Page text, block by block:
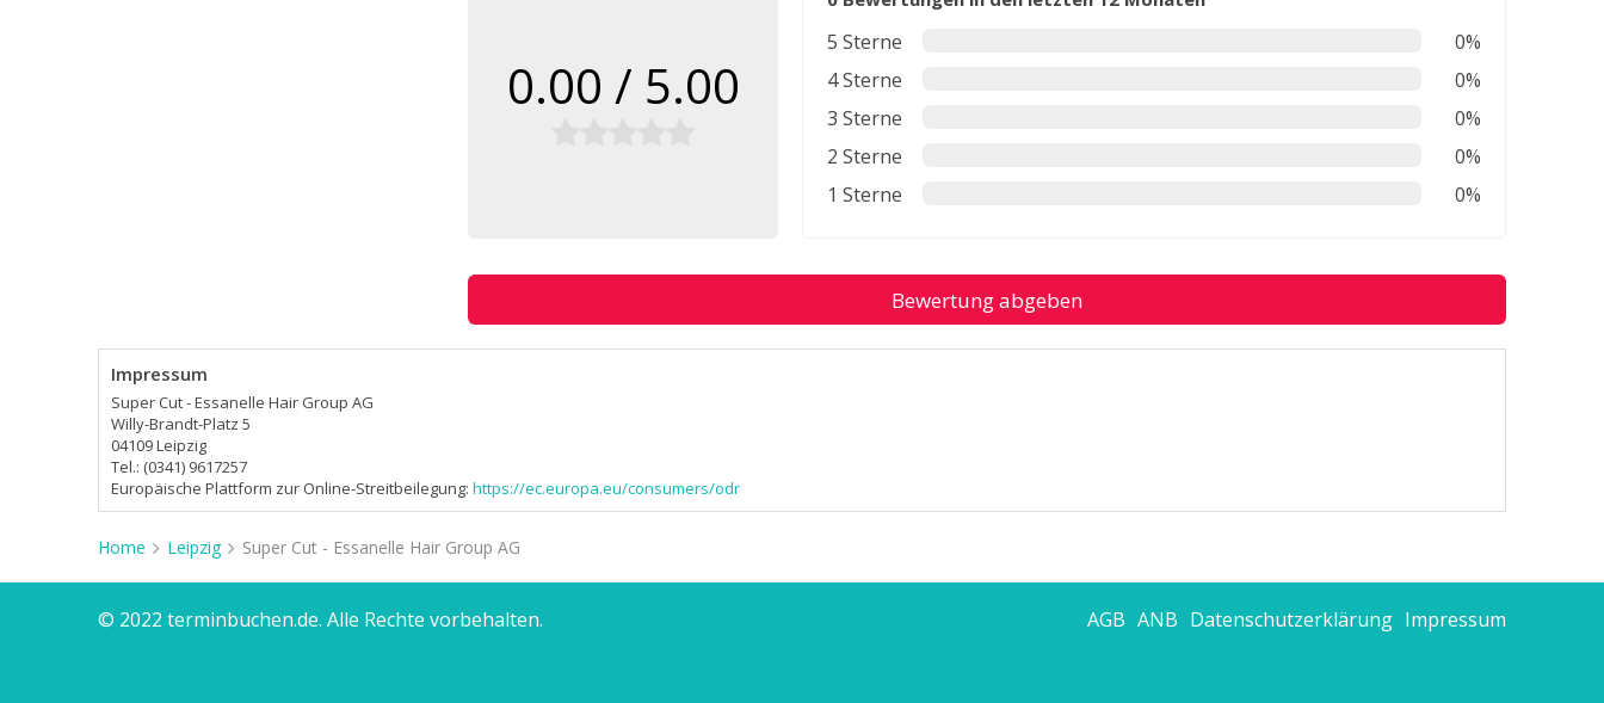
0.00 / 5.00
5 Sterne
0%
4 Sterne
0%
3 Sterne
0%
2 Sterne
0%
1 Sterne
0%
Bewertung abgeben
Impressum
Super Cut - Essanelle Hair Group AG
Willy-Brandt-Platz 5
04109 Leipzig
Tel.: (0341) 9617257
Europäische Plattform zur Online-Streitbeilegung: https://ec.europa.eu/consumers/odr
Home Leipzig Super Cut - Essanelle Hair Group AG
© 2022 terminbuchen.de. Alle Rechte vorbehalten. AGB ANB Datenschutzerklärung Impressum